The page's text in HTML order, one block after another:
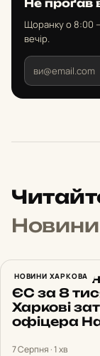
Не проґав
Щоранку о 8:00
вечір.
НОВИНИ ХАРКОВА
ЄС за 8
Харкові
офіцера
7 Серпня · 1 хв